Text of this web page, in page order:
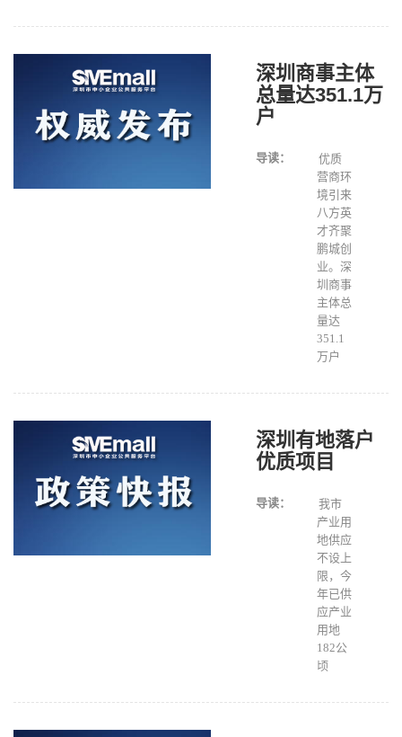
深圳商事主体
总量达351.1万
户
导读：
优质
营商环
境引来
八方英
才齐聚
鹏城创
业。深
圳商事
主体总
量达
351.1
万户
深圳有地落户
优质项目
导读：
我市
产业用
地供应
不设上
限，今
年已供
应产业
用地
182公
顷